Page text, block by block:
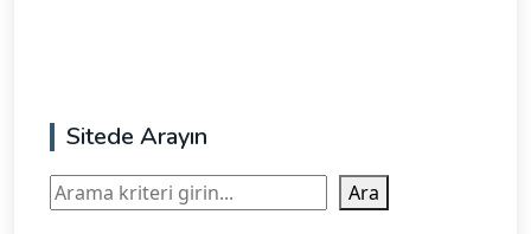
Sitede Arayın
Ara Ara